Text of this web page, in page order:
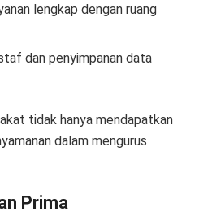
lengkap dengan ruang
dan penyimpanan data
tidak hanya mendapatkan
dalam mengurus
Prima